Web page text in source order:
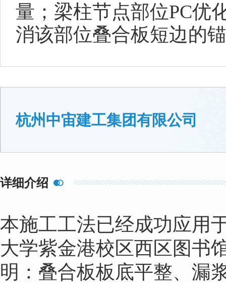
量；梁柱节点部位PC优
消该部位叠合板短边的
杭州中宙建工集团有限公司
详细介绍 
本施工工法已经成功应用
大学紫金港校区西区图书
明：叠合板板底平整、漏